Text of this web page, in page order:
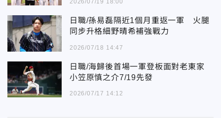
2026/07/19 18:00
日職/孫易磊隔近1個月重返一軍 火腿
同步升格細野晴希補強戰力
2026/07/18 14:47
日職/海歸後首場一軍登板面對老東家
小笠原慎之介7/19先發
2026/07/17 14:12